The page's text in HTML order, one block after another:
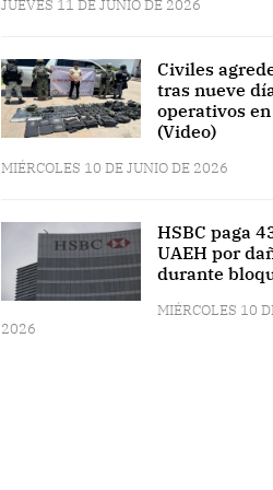
JUEVES 11 DE JUNIO DE 2026
Civiles
tras nueve
operativos
(Video)
MIÉRCOLES 10 DE JUNIO DE 2026
HSBC paga
UAEH por
durante
MIÉRCOLES 10
2026